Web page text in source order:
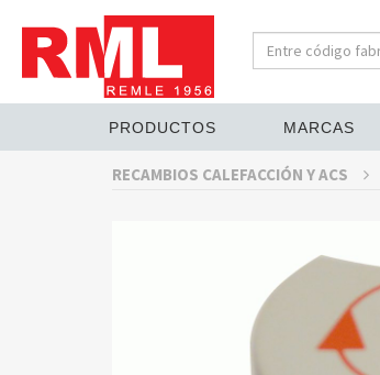
PRODUCTOS MARCAS
RECAMBIOS CALEFACCIÓN Y ACS